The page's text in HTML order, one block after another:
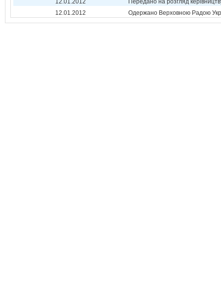
12.01.2012
Передано на розгляд
12.01.2012
Одержано Верховною Радою